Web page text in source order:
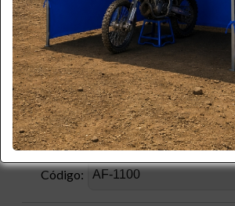
Celular:
Empresa:
RUT:
Producto:
Código: